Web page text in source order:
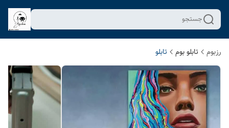
جستجو
رزبوم تابلو بوم تابلو